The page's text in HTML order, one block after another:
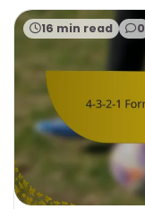
16 min read 0